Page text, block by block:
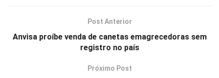
Post Anterior
Anvisa proíbe venda de canetas emagrecedoras sem
registro no país
Próximo Post